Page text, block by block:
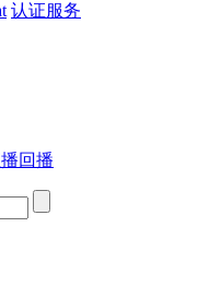
认证服务
回播